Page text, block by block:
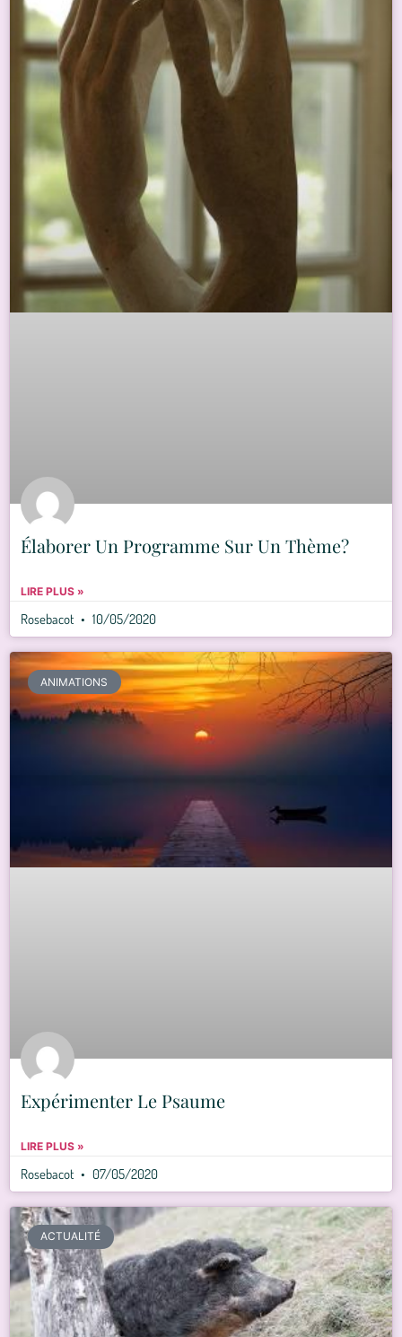
Élaborer Un Programme Sur Un Thème?
LIRE PLUS »
Rosebacot 10/05/2020
ANIMATIONS
Expérimenter Le Psaume
LIRE PLUS »
Rosebacot 07/05/2020
ACTUALITÉ